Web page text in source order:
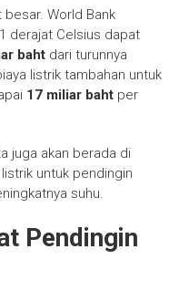
World Bank
derajat Celsius dapat
bahtdari turunnya
listrik tambahan untuk
17 miliar bahtper
juga akan berada di
untuk pendingin
suhu.
Pendingin